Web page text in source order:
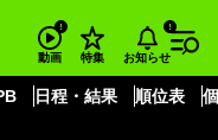
動画 特集 お知らせ
日程・結果 順位表
の争いが熾烈になる」